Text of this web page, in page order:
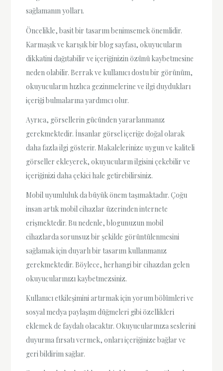
sağlamanın yolları.
Öncelikle, basit bir tasarım benimsemek önemlidir.
Karmaşık ve karışık bir blog sayfası, okuyucuların
dikkatini dağıtabilir ve içeriğinizin özünü kaybetmesine
neden olabilir. Berrak ve kullanıcı dostu bir görünüm,
okuyucuların hızlıca gezinmelerine ve ilgi duydukları
içeriği bulmalarına yardımcı olur.
Ayrıca, görsellerin gücünden yararlanmanız
gerekmektedir. İnsanlar görsel içeriğe doğal olarak
daha fazla ilgi gösterir. Makalelerinize uygun ve kaliteli
görseller ekleyerek, okuyucuların ilgisini çekebilir ve
içeriğinizi daha çekici hale getirebilirsiniz.
Mobil uyumluluk da büyük önem taşımaktadır. Çoğu
insan artık mobil cihazlar üzerinden internete
erişmektedir. Bu nedenle, blogunuzun mobil
cihazlarda sorunsuz bir şekilde görüntülenmesini
sağlamak için duyarlı bir tasarım kullanmanız
gerekmektedir. Böylece, herhangi bir cihazdan gelen
okuyucularınızı kaybetmezsiniz.
Kullanıcı etkileşimini artırmak için yorum bölümleri ve
sosyal medya paylaşım düğmeleri gibi özellikleri
eklemek de faydalı olacaktır. Okuyucularınıza seslerini
duyurma fırsatı vermek, onları içeriğinize bağlar ve
geri bildirim sağlar.